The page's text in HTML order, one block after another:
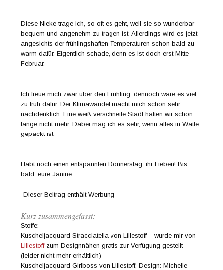
Diese Nieke trage ich, so oft es geht, weil sie so wunderbar
bequem und angenehm zu tragen ist. Allerdings wird es jetzt
angesichts der frühlingshaften Temperaturen schon bald zu
warm dafür. Eigentlich schade, denn es ist doch erst Mitte
Februar.
Ich freue mich zwar über den Frühling, dennoch wäre es viel
zu früh dafür. Der Klimawandel macht mich schon sehr
nachdenklich. Eine weiß verschneite Stadt hatten wir schon
lange nicht mehr. Dabei mag ich es sehr, wenn alles in Watte
gepackt ist.
Habt noch einen entspannten Donnerstag, ihr Lieben! Bis
bald, eure Janine.
-Dieser Beitrag enthält Werbung-
Kurz zusammengefasst:
Stoffe:
Kuscheljacquard Stracciatella von Lillestoff – wurde mir von
Lillestoffzum Designnähen gratis zur Verfügung gestellt
(leider nicht mehr erhältlich)
Kuscheljacquard Girlboss von Lillestoff, Design: Michelle